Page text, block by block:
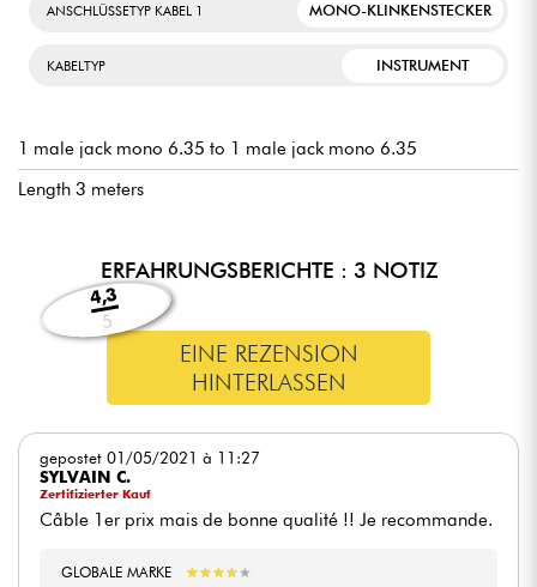
ANSCHLÜSSETYP KABEL 1 MONO-KLINKENSTECKER
KABELTYP INSTRUMENT
1 male jack mono 6.35 to 1 male jack mono 6.35
Length 3 meters
ERFAHRUNGSBERICHTE : 3 NOTIZ
4,3
5
EINE REZENSION
HINTERLASSEN
gepostet 01/05/2021 à 11:27
SYLVAIN C.
Zertifizierter Kauf
Câble 1er prix mais de bonne qualité !! Je recommande.
GLOBALE MARKE ★★★★★
★★★★★